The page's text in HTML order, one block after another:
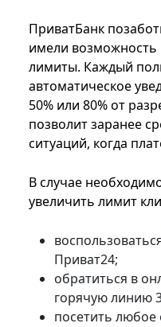
ПриватБанк
имели возможность
лимиты. Каждый
автоматическое
50% или 80% от
позволит заранее
ситуаций, когда
В случае
увеличить лимит
Приват24;
обратиться в
горячую линию
посетить любое